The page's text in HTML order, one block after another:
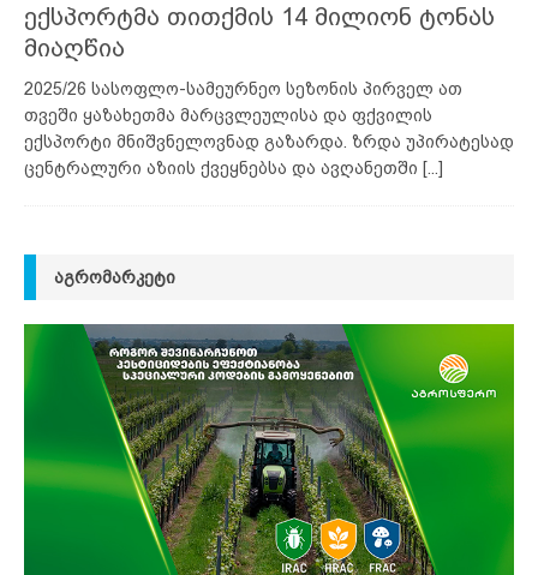
ექსპორტმა თითქმის 14 მილიონ ტონას
მიაღწია
2025/26 სასოფლო-სამეურნეო სეზონის პირველ ათ
თვეში ყაზახეთმა მარცვლეულისა და ფქვილის
ექსპორტი მნიშვნელოვნად გაზარდა. ზრდა უპირატესად
ცენტრალური აზიის ქვეყნებსა და ავღანეთში [...]
ᲐᲒᲠᲝᲛᲐᲠᲙᲔᲢᲘ